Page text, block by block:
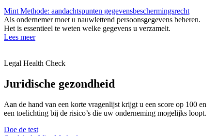
Mint Methode: aandachtspunten gegevensbeschermingsrecht
Als ondernemer moet u nauwlettend persoonsgegevens beheren.
Het is essentieel te weten welke gegevens u verzamelt.
Lees meer
Legal Health Check
Juridische gezondheid
Aan de hand van een korte vragenlijst krijgt u een score op 100 en
een toelichting bij de risico’s die uw onderneming mogelijks loopt.
Doe de test